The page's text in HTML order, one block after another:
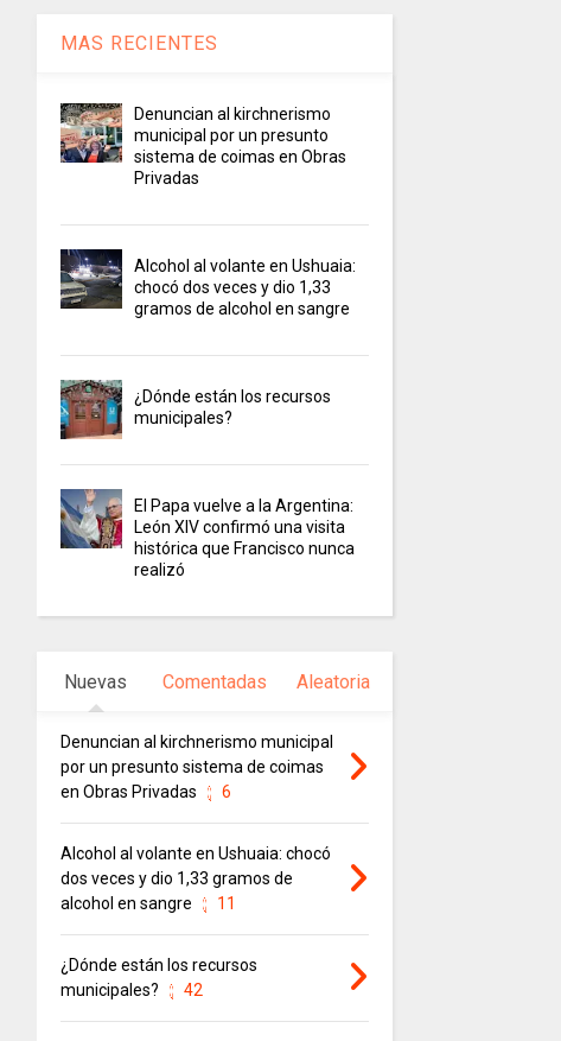
MAS RECIENTES
Denuncian al kirchnerismo
municipal por un presunto
sistema de coimas en Obras
Privadas
Alcohol al volante en Ushuaia:
chocó dos veces y dio 1,33
gramos de alcohol en sangre
¿Dónde están los recursos
municipales?
El Papa vuelve a la Argentina:
León XIV confirmó una visita
histórica que Francisco nunca
realizó
Nuevas Comentadas Aleatoria
Denuncian al kirchnerismo municipal
por un presunto sistema de coimas
en Obras Privadas
6
Alcohol al volante en Ushuaia: chocó
dos veces y dio 1,33 gramos de
alcohol en sangre
11
¿Dónde están los recursos
municipales?
42